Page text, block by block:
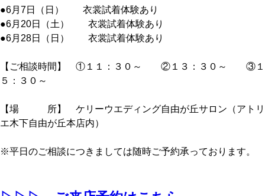
●6月7日（日） 衣裳試着体験あり
●6月20日（土） 衣裳試着体験あり
●6月28日（日） 衣裳試着体験あり
【ご相談時間】 ①１１：３０～ ②１３：３０～ ③１
５：３０～
【場 所】 ケリーウエディング自由が丘サロン（アトリ
エ木下自由が丘本店内）
※平日のご相談につきましては随時ご予約承っております。